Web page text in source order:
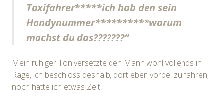
Taxifahrer*****ich hab den sein
Handynummer**********warum
machst du das???????“
Mein ruhiger Ton versetzte den Mann wohl vollends in
Rage, ich beschloss deshalb, dort eben vorbei zu fahren,
noch hatte ich etwas Zeit.